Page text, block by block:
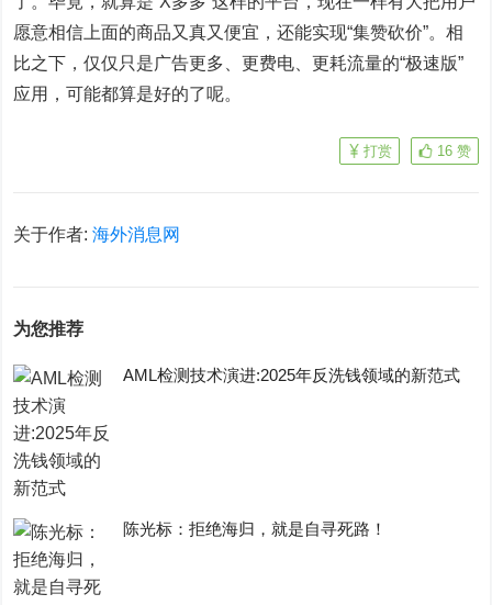
愿意相信上面的商品又真又便宜，还能实现“集赞砍价”。相
比之下，仅仅只是广告更多、更费电、更耗流量的“极速版”
应用，可能都算是好的了呢。
16 赞
打赏
关于作者:海外消息网
为您推荐
AML检测技术演进:2025年反洗钱领域的新范式
陈光标：拒绝海归，就是自寻死路！